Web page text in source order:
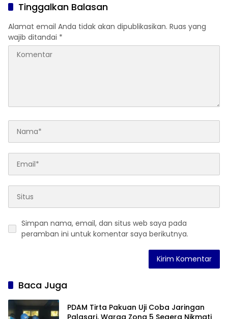
Tinggalkan Balasan
Alamat email Anda tidak akan dipublikasikan. Ruas yang
wajib ditandai *
Simpan nama, email, dan situs web saya pada
peramban ini untuk komentar saya berikutnya.
Baca Juga
PDAM Tirta Pakuan Uji Coba Jaringan
Palasari, Warga Zona 5 Segera Nikmati